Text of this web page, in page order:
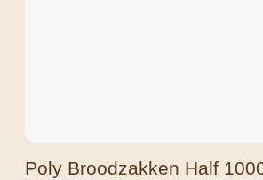
Poly Broodzakken Half